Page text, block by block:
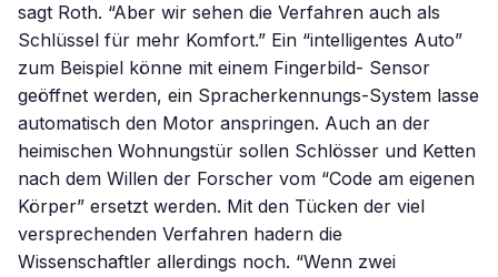
sagt Roth. “Aber wir sehen die Verfahren auch als
Schlüssel für mehr Komfort.” Ein “intelligentes Auto”
zum Beispiel könne mit einem Fingerbild- Sensor
geöffnet werden, ein Spracherkennungs-System lasse
automatisch den Motor anspringen. Auch an der
heimischen Wohnungstür sollen Schlösser und Ketten
nach dem Willen der Forscher vom “Code am eigenen
Körper” ersetzt werden. Mit den Tücken der viel
versprechenden Verfahren hadern die
Wissenschaftler allerdings noch. “Wenn zwei